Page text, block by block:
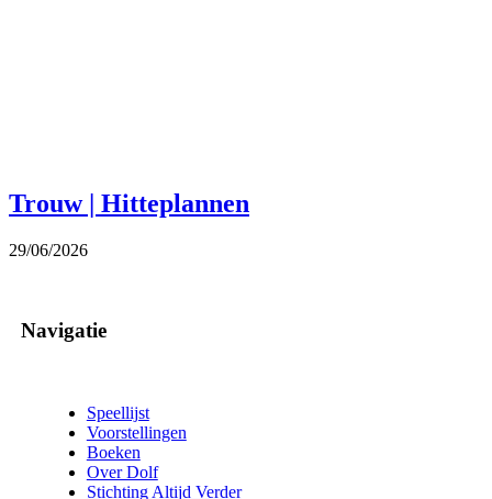
Trouw | Hitteplannen
29/06/2026
Navigatie
Speellijst
Voorstellingen
Boeken
Over Dolf
Stichting Altijd Verder